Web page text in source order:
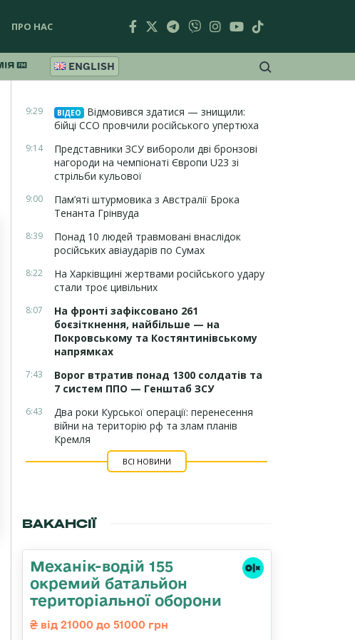
ПРО НАС
ENGLISH
9:29 ВІДЕО
Відмовився здатися — знищили:
бійці ССО провчили російського упертюха
9:14
Представники ЗСУ вибороли дві бронзові
нагороди на чемпіонаті Європи U23 зі
стрільби кульової
9:00
Пам’яті штурмовика з Австралії Брока
Тенанта Грінвуда
8:39
Понад 10 людей травмовані внаслідок
російських авіаударів по Сумах
8:22
На Харківщині жертвами російського удару
стали троє цивільних
8:07
На фронті зафіксовано 261
боєзіткнення, найбільше — на
Покровському та Костянтинівському
напрямках
7:43
Ворог втратив понад 1300 солдатів та
7 систем ППО — Генштаб ЗСУ
6:43
Два роки Курської операції: перенесення
війни на територію рф та злам планів
Кремля
ВСІ НОВИНИ
ВАКАНСІЇ
Механік-водій 155
окремий батальйон
територіальної оборони
від 21000 до 51000 грн